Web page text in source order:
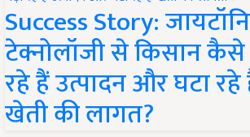
Success Story:
टेक्नोलॉजी से किसान
रहे हैं उत्पादन और घटा रहे
खेती की लागत?